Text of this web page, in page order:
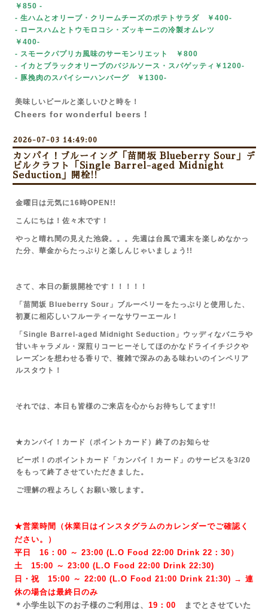
￥850 -
- 生ハムとオリーブ・クリームチーズのポテトサラダ ￥400-
- ロースハムとトウモロコシ・ズッキーニの冷製オムレツ
￥400-
- スモークパプリカ風味のサーモンリエット ￥800
- イカとブラックオリーブのバジルソース・スパゲッティ￥1200-
- 豚挽肉のスパイシーハンバーグ ￥1300-
美味しいビールと楽しいひと時を！
Cheers for wonderful beers！
2026-07-03 14:49:00
カンパイ！ブルーイング「苗間坂 Blueberry Sour」デ
ビルクラフト「Single Barrel-aged Midnight
Seduction」開栓!!
金曜日は元気に16時OPEN!!
こんにちは！佐々木です！
やっと晴れ間の見えた池袋。。。先週は台風で週末を楽しめなかっ
た分、華金からたっぷりと楽しんじゃいましょう!!
さて、本日の新規開栓です！！！！！
「苗間坂 Blueberry Sour」ブルーベリーをたっぷりと 使用した、
初夏に相応しいフルーティーなサワーエール！
「Single Barrel-aged Midnight Seduction」ウッディなバニラや
甘いキャラメル・深煎りコーヒーそしてほのかなドライイチジクや
レーズンを想わせる香りで、複雑で深みのある味わいのインペリア
ルスタウト！
それでは、本日も皆様のご来店を心からお待ちしてます!!
★カンパイ！カード（ポイントカード）終了のお知らせ
ビーボ！のポイントカード「カンパイ！カード」のサービスを3/20
をもって終了させていただきました。
ご理解の程よろしくお願い致します。
★営業時間（休業日はインスタグラムのカレンダーでご確認く
ださい。）
平日 16：00 ～ 23:00 (L.O Food 22:00 Drink 22：30）
土 15:00 ～ 23:00 ( L.O Food 22:00 Drink 22:30)
日・祝 15:00 ～ 22:00 ( L.O Food 21:00 Drink 21:30) → 連
休の場合は最終日のみ
＊小学生以下のお子様のご利用は、 19：00
までとさせていた